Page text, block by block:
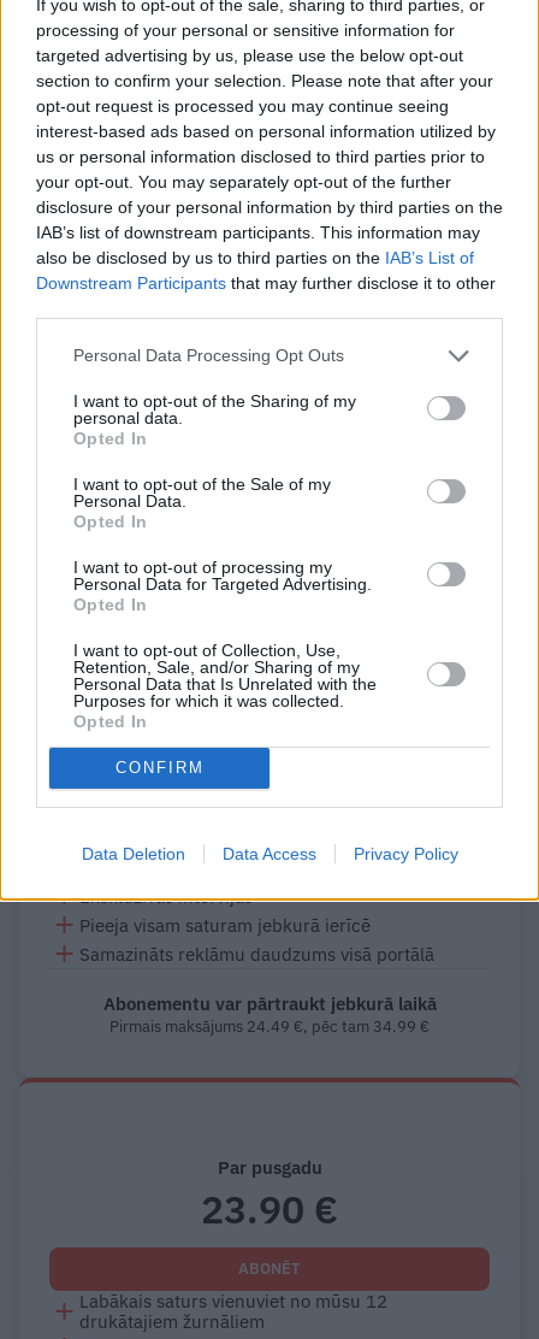
If you wish to opt-out of the sale, sharing to third parties, or
processing of your personal or sensitive information for
targeted advertising by us, please use the below opt-out
section to confirm your selection. Please note that after your
opt-out request is processed you may continue seeing
interest-based ads based on personal information utilized by
us or personal information disclosed to third parties prior to
your opt-out. You may separately opt-out of the further
disclosure of your personal information by third parties on the
IAB’s list of downstream participants. This information may
also be disclosed by us to third parties on the IAB’s List of
Downstream Participants that may further disclose it to other
Personal Data Processing Opt Outs
I want to opt-out of the Sharing of my
personal data.
Opted In
I want to opt-out of the Sale of my
Personal Data.
Opted In
I want to opt-out of processing my
Personal Data for Targeted Advertising.
Opted In
I want to opt-out of Collection, Use,
Retention, Sale, and/or Sharing of my
Personal Data that Is Unrelated with the
Purposes for which it was collected.
Opted In
CONFIRM
Data Deletion Data Access Privacy Policy
Lai turpinātu, izvēlies
abonementu
30% atlaide
Par mēnesi
2.49 €
5.95 €
ABONĒT
Labākais saturs vienuviet no mūsu 12
drukātajiem žurnāliem
Pieeja visam saturam jebkurā ierīcē
Samazināts reklāmu daudzums visā portālā
tam 5.95 €.
Par gadu
24.49 €
Labākais saturs vienuviet no mūsu 12
Ekskluzīvas intervijas
Pieeja visam saturam jebkurā ierīcē
Samazināts reklāmu daudzums visā portālā
Abonementu var pārtraukt jebkurā laikā
Pirmais maksājums 24.49 €, pēc tam 34.99 €
Par pusgadu
23.90 €
ABONĒT
Labākais saturs vienuviet no mūsu 12
drukātajiem žurnāliem